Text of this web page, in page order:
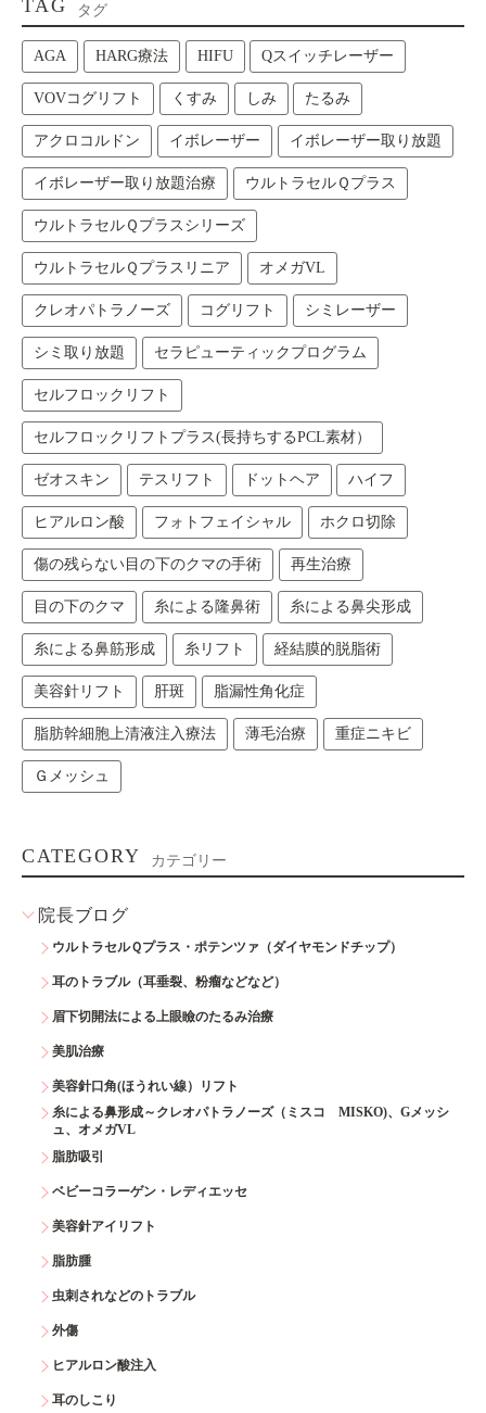
TAG タグ
AGA HARG療法 HIFU Qスイッチレーザー
VOVコグリフト くすみ しみ たるみ
アクロコルドン イボレーザー イボレーザー取り放題
イボレーザー取り放題治療 ウルトラセルＱプラス
ウルトラセルＱプラスシリーズ
ウルトラセルＱプラスリニア オメガVL
クレオパトラノーズ コグリフト シミレーザー
シミ取り放題 セラピューティックプログラム
セルフロックリフト
セルフロックリフトプラス(長持ちするPCL素材）
ゼオスキン テスリフト ドットヘア ハイフ
ヒアルロン酸 フォトフェイシャル ホクロ切除
傷の残らない目の下のクマの手術 再生治療
目の下のクマ 糸による隆鼻術 糸による鼻尖形成
糸による鼻筋形成 糸リフト 経結膜的脱脂術
美容針リフト 肝斑 脂漏性角化症
脂肪幹細胞上清液注入療法 薄毛治療 重症ニキビ
Ｇメッシュ
CATEGORY カテゴリー
院長ブログ
ウルトラセルＱプラス・ポテンツァ（ダイヤモンドチップ）
耳のトラブル（耳垂裂、粉瘤などなど）
眉下切開法による上眼瞼のたるみ治療
美肌治療
美容針口角(ほうれい線）リフト
糸による鼻形成～クレオパトラノーズ（ミスコ MISKO)、Gメッシ
ュ、オメガVL
脂肪吸引
ベビーコラーゲン・レディエッセ
美容針アイリフト
脂肪腫
虫刺されなどのトラブル
外傷
ヒアルロン酸注入
耳のしこり